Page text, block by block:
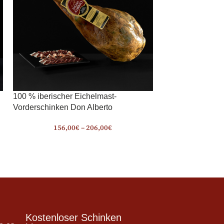
100 % iberischer Eichelmast-
Vorderschinken Don Alberto
156,00€ –206,00€
Kostenloser Schinken